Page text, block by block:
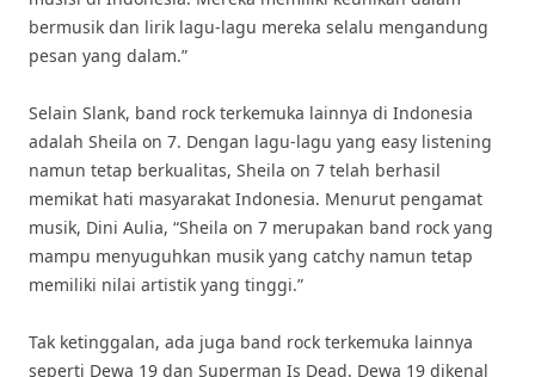
bermusik dan lirik lagu-lagu mereka selalu mengandung
pesan yang dalam.”
Selain Slank, band rock terkemuka lainnya di Indonesia
adalah Sheila on 7. Dengan lagu-lagu yang easy listening
namun tetap berkualitas, Sheila on 7 telah berhasil
memikat hati masyarakat Indonesia. Menurut pengamat
musik, Dini Aulia, “Sheila on 7 merupakan band rock yang
mampu menyuguhkan musik yang catchy namun tetap
memiliki nilai artistik yang tinggi.”
Tak ketinggalan, ada juga band rock terkemuka lainnya
seperti Dewa 19 dan Superman Is Dead. Dewa 19 dikenal